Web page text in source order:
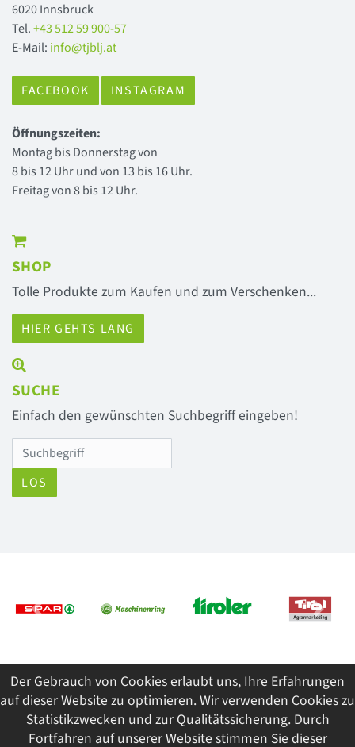
Der Gebrauch von Cookies erlaubt uns, Ihre Erfahrungen
auf dieser Website zu optimieren. Wir verwenden Cookies zu
Statistikzwecken und zur Qualitätssicherung. Durch
Fortfahren auf unserer Website stimmen Sie dieser
6020 Innsbruck
Tel.+43 512 59 900-57
E-Mail: info@tjblj.at
FACEBOOK INSTAGRAM
Öffnungszeiten:
Montag bis Donnerstag von
8 bis 12 Uhr und von 13 bis 16 Uhr.
Freitag von 8 bis 12 Uhr.
SHOP
Tolle Produkte zum Kaufen und zum Verschenken...
HIER GEHTS LANG
SUCHE
Einfach den gewünschten Suchbegriff eingeben!
LOS
Previous Next
© 2026 Tiroler Jungbauernschaft/Landjugend
ImpressumDatenschutzSitemap